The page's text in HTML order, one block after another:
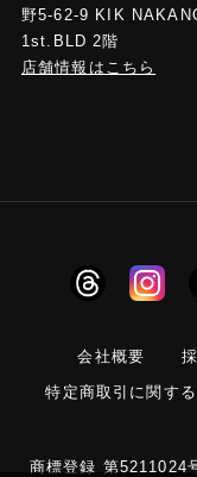
野5-62-9 KIK
1st.BLD 2階
店舗情報はこちら
会社概要
特定商取引に関す
商標登録 第5211024